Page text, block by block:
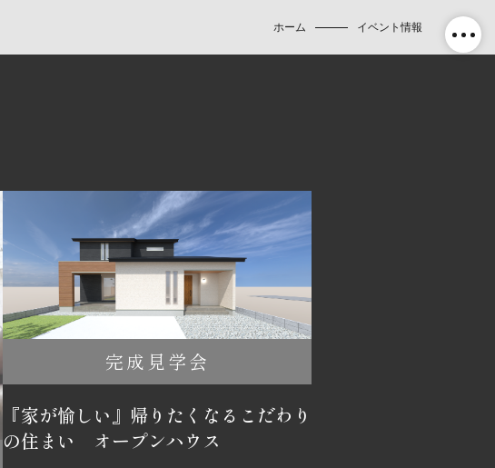
ホーム イベント情報
完成見学会
『家が愉しい』帰りたくなるこだわり
の住まい オープンハウス